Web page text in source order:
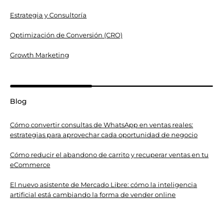
Estrategia y Consultoría
Optimización de Conversión (CRO)
Growth Marketing
Blog
Cómo convertir consultas de WhatsApp en ventas reales:
estrategias para aprovechar cada oportunidad de negocio
Cómo reducir el abandono de carrito y recuperar ventas en tu
eCommerce
El nuevo asistente de Mercado Libre: cómo la inteligencia
artificial está cambiando la forma de vender online